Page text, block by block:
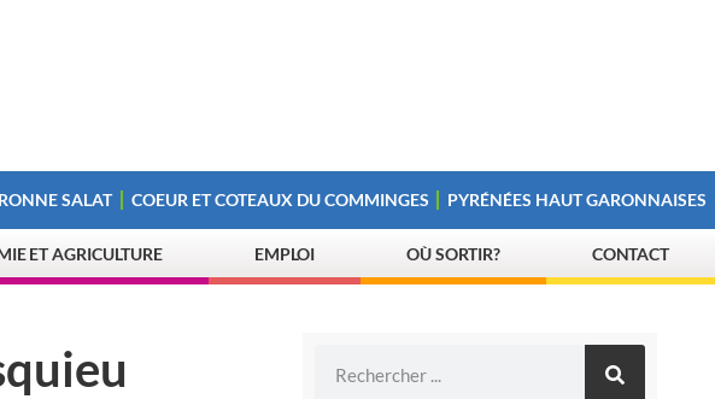
SALAT COEUR ET COTEAUX DU COMMINGES PYRÉNÉES HAUT GARONNAISES
ET AGRICULTURE EMPLOI OÙ SORTIR? CONTACT